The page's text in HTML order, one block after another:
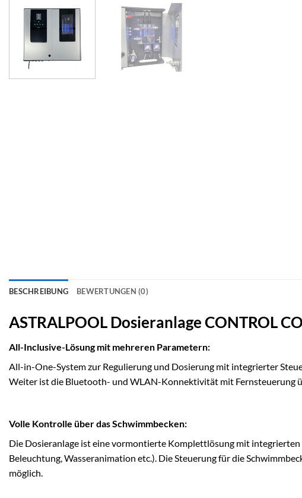
BESCHREIBUNG BEWERTUNGEN (0)
ASTRALPOOL Dosieranlage CONTROL
All-Inclusive-Lösung mit mehreren Parametern:
All-in-One-System zur Regulierung und Dosierung mit integrierter
Weiter ist die Bluetooth- und WLAN-Konnektivität mit Fernsteuerung
Volle Kontrolle über das Schwimmbecken:
Die Dosieranlage ist eine vormontierte Komplettlösung mit
Beleuchtung, Wasseranimation etc.). Die Steuerung für die
möglich.